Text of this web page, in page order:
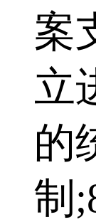
案
立
的
制